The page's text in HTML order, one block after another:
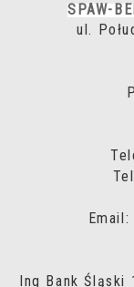
SPAW-
ul.
Ing Bank Śląski